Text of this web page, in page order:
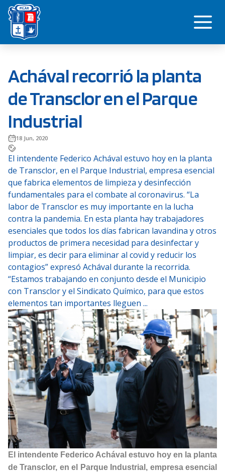
Saltar
contenido
Achával recorrió la planta
de Transclor en el Parque
Industrial
18 Jun, 2020
El intendente Federico Achával estuvo hoy en la planta
de Transclor, en el Parque Industrial, empresa esencial
que fabrica elementos de limpieza y desinfección
fundamentales para el combate al coronavirus. “La
labor de Transclor es muy importante en la lucha
contra la pandemia. En esta planta hay trabajadores
esenciales que todos los días fabrican lavandina y otros
productos de primera necesidad para desinfectar y
limpiar, es decir para eliminar al covid y reducir los
contagios” expresó Achával durante la recorrida.
“Estamos trabajando en conjunto desde el Municipio
con Transclor y el Sindicato Químico, para que estos
elementos tan importantes lleguen ...
El intendente Federico Achával estuvo hoy en la planta
de Transclor, en el Parque Industrial, empresa esencial